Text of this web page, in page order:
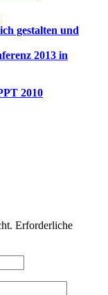
gestalten und
2013 in
2010
Erforderliche